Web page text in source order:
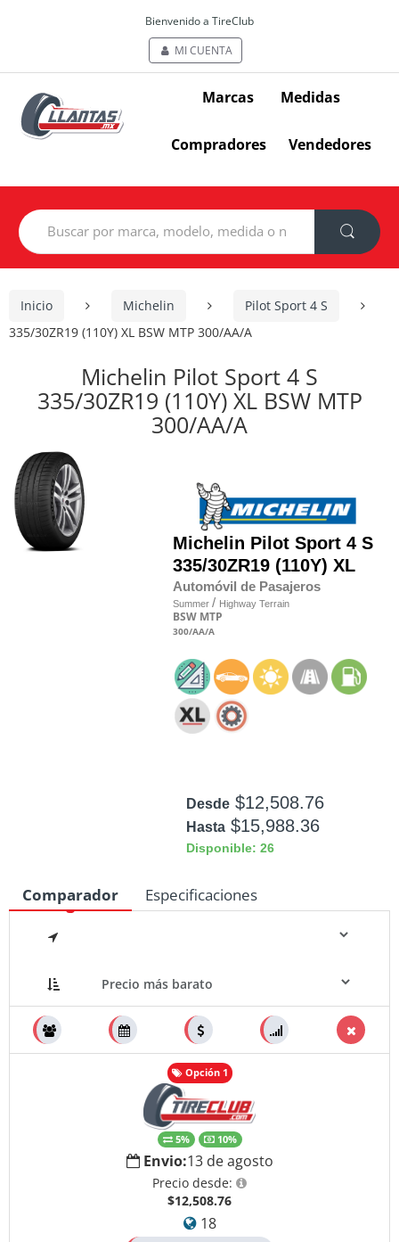
Bienvenido a TireClub
MI CUENTA
Marcas Medidas
Compradores Vendedores
Search
for:
Inicio Michelin
Pilot Sport 4 S
335/30ZR19 (110Y) XL BSW MTP 300/AA/A
Michelin Pilot Sport 4 S
335/30ZR19 (110Y) XL BSW MTP
300/AA/A
Michelin Pilot Sport 4 S
335/30ZR19 (110Y) XL
Automóvil de Pasajeros
Summer / Highway Terrain
BSW MTP
300/AA/A
Desde $12,508.76
Hasta $15,988.36
Disponible: 26
Comparador Especificaciones
Opción 1
5% 10%
Envio:13 de agosto
Precio desde:
$12,508.76
18